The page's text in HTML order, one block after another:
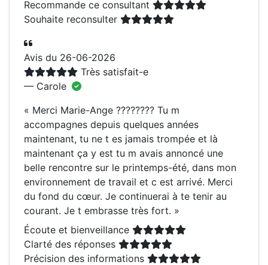
Recommande ce consultant
Souhaite reconsulter
Avis du 26-06-2026
Très satisfait-e
— Carole
« Merci Marie-Ange ???????? Tu m
accompagnes depuis quelques années
maintenant, tu ne t es jamais trompée et là
maintenant ça y est tu m avais annoncé une
belle rencontre sur le printemps-été, dans mon
environnement de travail et c est arrivé. Merci
du fond du cœur. Je continuerai à te tenir au
courant. Je t embrasse très fort. »
Écoute et bienveillance
Clarté des réponses
Précision des informations